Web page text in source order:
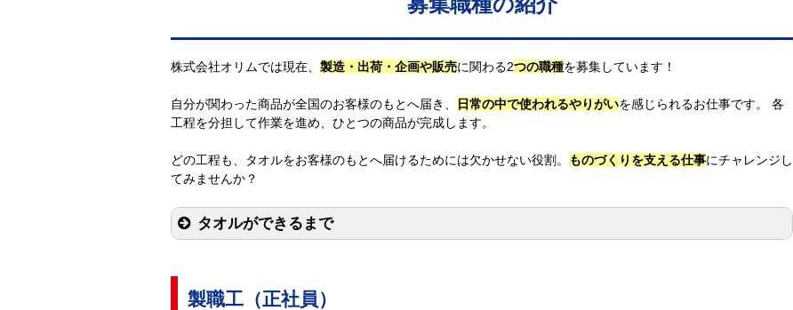
株式会社オリムでは現在、 製造・出荷・企画や販売に関わる2つの職種を募集しています！
自分が関わった商品が全国のお客様のもとへ届き、 日常の中で使われるやりがいを感じられるお仕事です。 各
工程を分担して作業を進め、ひとつの商品が完成します。
どの工程も、タオルをお客様のもとへ届けるためには欠かせない役割。 ものづくりを支える仕事にチャレンジし
てみませんか？
タオルができるまで
製職工（正社員）